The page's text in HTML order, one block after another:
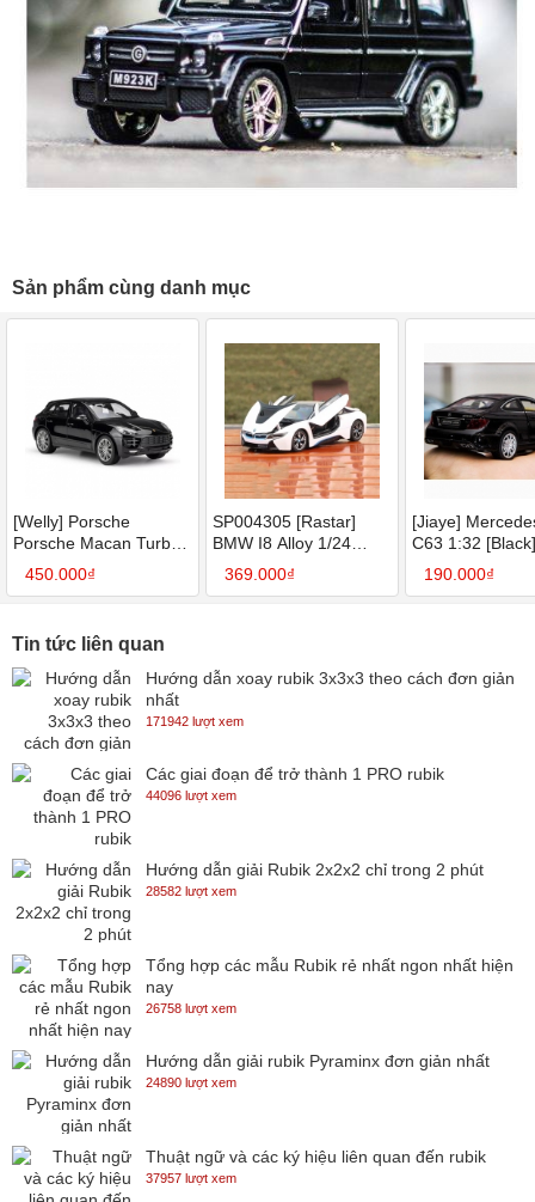
Sản phẩm cùng danh mục
[Welly] Porsche
Porsche Macan Turbo
1:24 [Black] -
SP004431
450.000₫
SP004305 [Rastar]
BMW I8 Alloy 1/24
[White]
369.000₫
[Jiaye]
C63 1:32 [Black]
190.000₫
Tin tức liên quan
Hướng dẫn xoay rubik 3x3x3 theo cách đơn giản
nhất
171942 lượt xem
Các giai đoạn để trở thành 1 PRO rubik
44096 lượt xem
Hướng dẫn giải Rubik 2x2x2 chỉ trong 2 phút
28582 lượt xem
Tổng hợp các mẫu Rubik rẻ nhất ngon nhất hiện
nay
26758 lượt xem
Hướng dẫn giải rubik Pyraminx đơn giản nhất
24890 lượt xem
Thuật ngữ và các ký hiệu liên quan đến rubik
37957 lượt xem